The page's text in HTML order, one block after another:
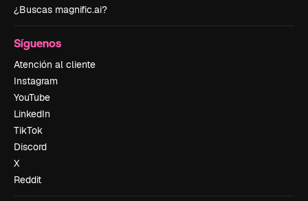
¿Buscas magnific.ai?
Síguenos
Atención al cliente
Instagram
YouTube
LinkedIn
TikTok
Discord
X
Reddit